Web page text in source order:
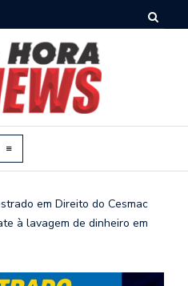
em Direito do Cesmac
à lavagem de dinheiro em